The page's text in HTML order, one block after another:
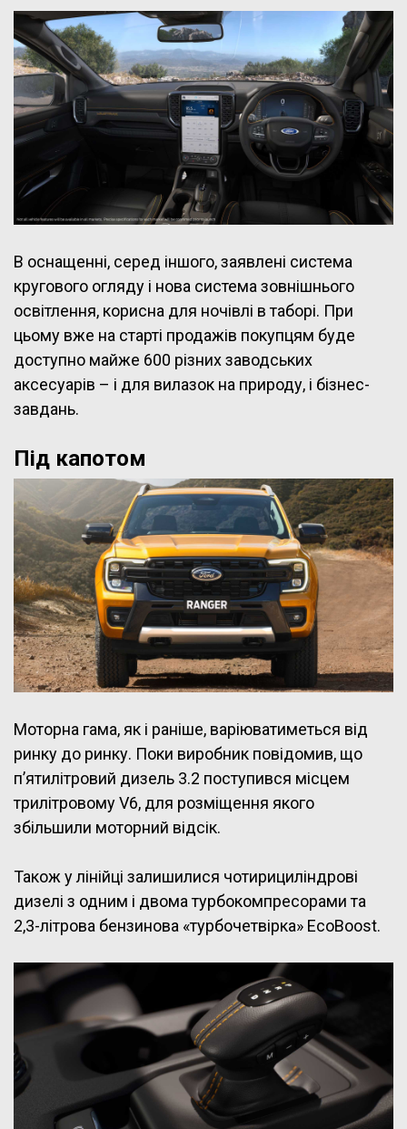
В оснащенні, серед іншого, заявлені система
кругового огляду і нова система зовнішнього
освітлення, корисна для ночівлі в таборі. При
цьому вже на старті продажів покупцям буде
доступно майже 600 різних заводських
аксесуарів – і для вилазок на природу, і бізнес-
завдань.
Під капотом
Моторна гама, як і раніше, варіюватиметься від
ринку до ринку. Поки виробник повідомив, що
п’ятилітровий дизель 3.2 поступився місцем
трилітровому V6, для розміщення якого
збільшили моторний відсік.
Також у лінійці залишилися чотирициліндрові
дизелі з одним і двома турбокомпресорами та
2,3-літрова бензинова «турбочетвірка» EcoBoost.